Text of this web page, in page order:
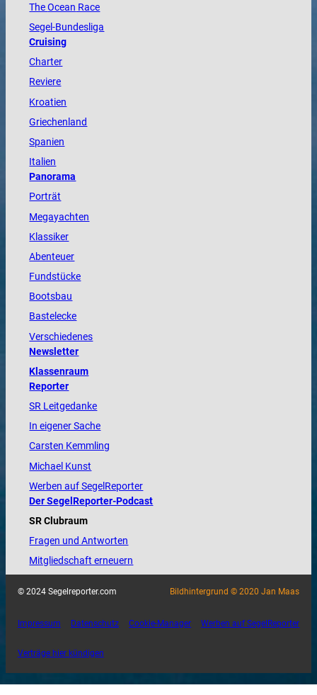
TheOcean Race
Segel-Bundesliga
Cruising
Charter
Reviere
Kroatien
Griechenland
Spanien
Italien
Panorama
Porträt
Megayachten
Klassiker
Abenteuer
Fundstücke
Bootsbau
Bastelecke
Verschiedenes
Newsletter
Klassenraum
Reporter
SR Leitgedanke
In eigener Sache
Carsten Kemmling
Michael Kunst
Werben auf SegelReporter
Der SegelReporter-Podcast
SR Clubraum
Fragen und Antworten
Mitgliedschaft erneuern
© 2024 Segelreporter.com Bildhintergrund © 2020 Jan Maas
Impressum Datenschutz Cookie-Manager Werben auf SegelReporter
Verträge hier kündigen